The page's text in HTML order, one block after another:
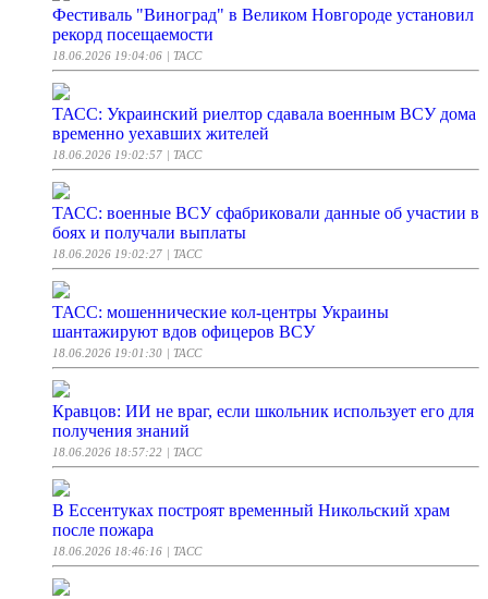
Фестиваль "Виноград" в Великом Новгороде установил
рекорд посещаемости
18.06.2026 19:04:06 | ТАСС
ТАСС: Украинский риелтор сдавала военным ВСУ дома
временно уехавших жителей
18.06.2026 19:02:57 | ТАСС
ТАСС: военные ВСУ сфабриковали данные об участии в
боях и получали выплаты
18.06.2026 19:02:27 | ТАСС
ТАСС: мошеннические кол-центры Украины
шантажируют вдов офицеров ВСУ
18.06.2026 19:01:30 | ТАСС
Кравцов: ИИ не враг, если школьник использует его для
получения знаний
18.06.2026 18:57:22 | ТАСС
В Ессентуках построят временный Никольский храм
после пожара
18.06.2026 18:46:16 | ТАСС